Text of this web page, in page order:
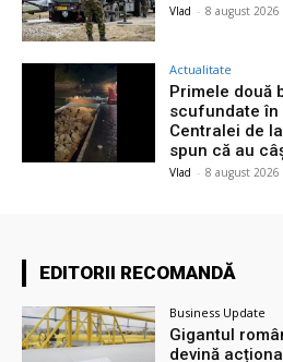
Vlad - 8 august 2026
Actualitate
Primele două
scufundate în
Centralei de
spun că au
Vlad - 8 august 2026
EDITORII RECOMANDĂ
Business Update
Gigantul
devină